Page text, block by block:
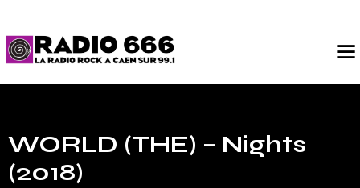
WORLD (THE) – Nights
(2018)